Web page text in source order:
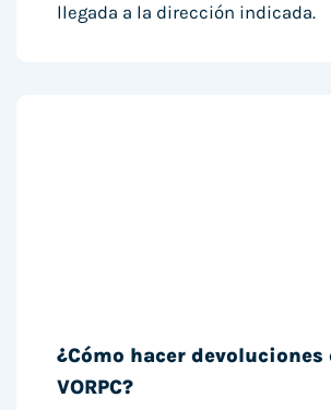
llegada a la dirección indicada.
¿Cómo hacer devoluciones
VORPC?